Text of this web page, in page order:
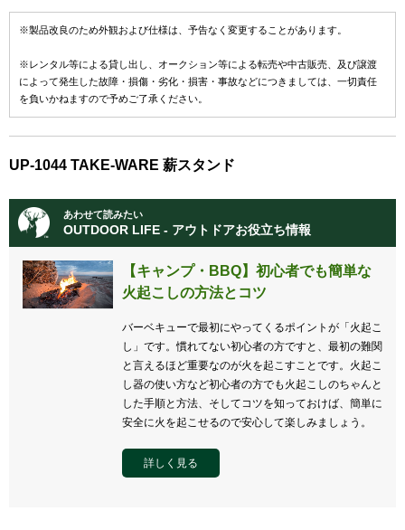
※製品改良のため外観および仕様は、予告なく変更することがあります。
※レンタル等による貸し出し、オークション等による転売や中古販売、及び譲渡
によって発生した故障・損傷・劣化・損害・事故などにつきましては、一切責任
を負いかねますので予めご了承ください。
UP-1044 TAKE-WARE 薪スタンド
あわせて読みたい
OUTDOOR LIFE - アウトドアお役立ち情報
【キャンプ・BBQ】初心者でも簡単な
火起こしの方法とコツ
バーベキューで最初にやってくるポイントが「火起こ
し」です。慣れてない初心者の方ですと、最初の難関
と言えるほど重要なのが火を起こすことです。火起こ
し器の使い方など初心者の方でも火起こしのちゃんと
した手順と方法、そしてコツを知っておけば、簡単に
安全に火を起こせるので安心して楽しみましょう。
詳しく見る